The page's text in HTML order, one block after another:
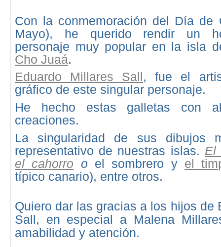
Con la conmemoración del Día de
Mayo), he querido rendir un
personaje muy popular en la isla
Cho Juaá.
Eduardo Millares Sall, fue el
gráfico de este singular personaje.
He hecho estas galletas con
creaciones.
La singularidad de sus dibujos
representativo de nuestras islas. El
el cahorro o el sombrero y el
típico canario), entre otros.
Quiero dar las gracias a los hijos de
Sall, en especial a Malena
amabilidad y atención.